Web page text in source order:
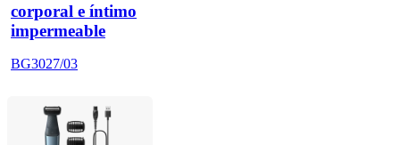
corporal e íntimo
impermeable
BG3027/03